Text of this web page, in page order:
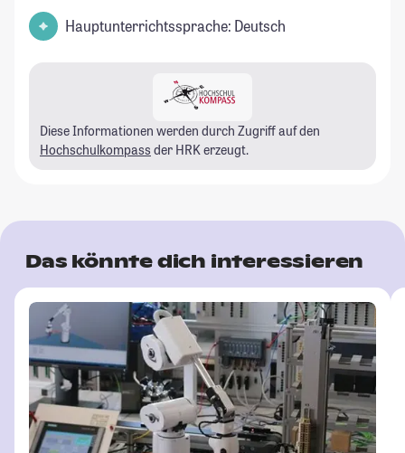
Hauptunterrichtssprache: Deutsch
Diese Informationen werden durch Zugriff auf den
Hochschulkompass der HRK erzeugt.
Das könnte dich interessieren